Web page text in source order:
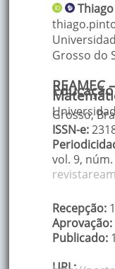
Grosso do
REAMEC
Grosso,
ISSN-e:
vol. 9, núm.
Recepção:
Aprovação:
Publicado: